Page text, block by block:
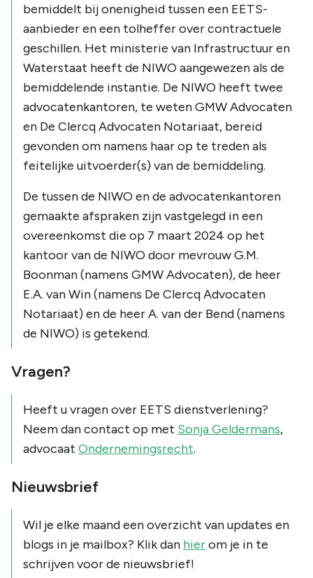
bemiddelt bij onenigheid tussen een EETS-
aanbieder en een tolheffer over contractuele
geschillen. Het ministerie van Infrastructuur en
Waterstaat heeft de NIWO aangewezen als de
bemiddelende instantie. De NIWO heeft twee
advocatenkantoren, te weten GMW Advocaten
en De Clercq Advocaten Notariaat, bereid
gevonden om namens haar op te treden als
feitelijke uitvoerder(s) van de bemiddeling.
De tussen de NIWO en de advocatenkantoren
gemaakte afspraken zijn vastgelegd in een
overeenkomst die op 7 maart 2024 op het
kantoor van de NIWO door mevrouw G.M.
Boonman (namens GMW Advocaten), de heer
E.A. van Win (namens De Clercq Advocaten
Notariaat) en de heer A. van der Bend (namens
de NIWO) is getekend.
Vragen?
Heeft u vragen over EETS dienstverlening?
Neem dan contact op met Sonja Geldermans,
advocaat Ondernemingsrecht.
Nieuwsbrief
Wil je elke maand een overzicht van updates en
blogs in je mailbox? Klik dan hierom je in te
schrijven voor de nieuwsbrief!